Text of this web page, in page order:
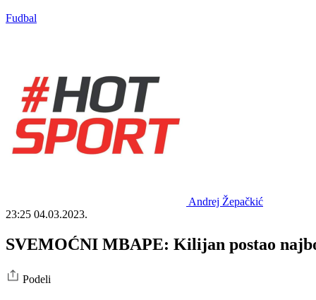
Fudbal
Andrej Žepačkić
23:25 04.03.2023.
SVEMOĆNI MBAPE: Kilijan postao
Podeli